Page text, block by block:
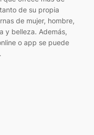
de su propia
de mujer, hombre,
y belleza. Además,
o app se puede